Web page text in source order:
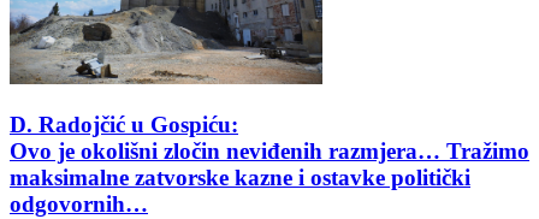
D. Radojčić u Gospiću:
Ovo je okolišni zločin neviđenih razmjera… Tražimo
maksimalne zatvorske kazne i ostavke politički
odgovornih…